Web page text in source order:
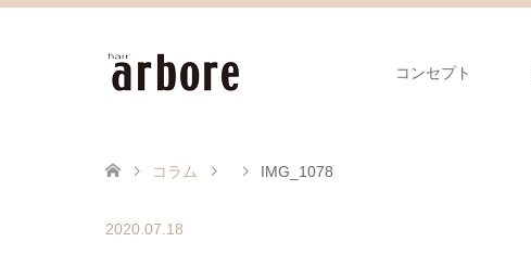
コンセプト
コラム IMG_1078
2020.07.18